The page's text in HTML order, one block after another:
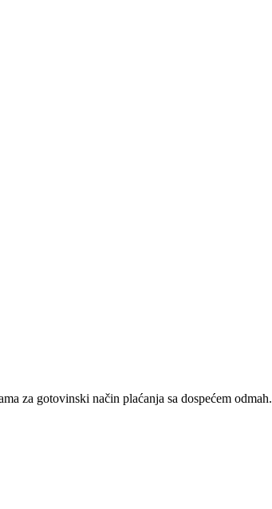
za gotovinski način plaćanja sa dospećem odmah.